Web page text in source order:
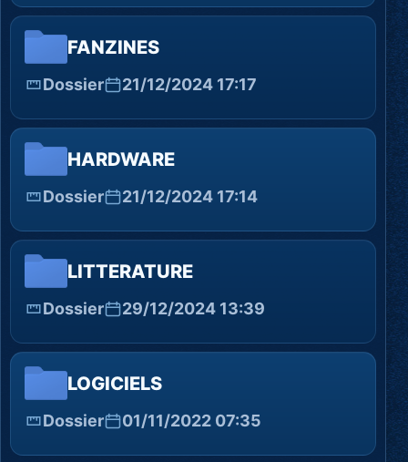
FANZINES
Dossier 21/12/2024 17:17
HARDWARE
Dossier 21/12/2024 17:14
LITTERATURE
Dossier 29/12/2024 13:39
LOGICIELS
Dossier 01/11/2022 07:35